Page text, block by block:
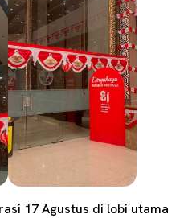
17 Agustus di lobi utama